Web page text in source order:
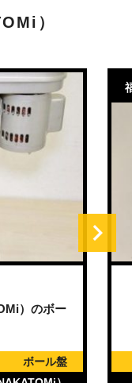
）
）のボー
ボール盤